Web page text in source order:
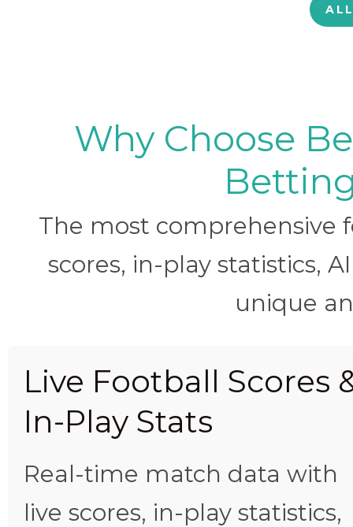
Why Choose
The most
scores, in-play statistics,
unique
Live Football Scores
In-Play Stats
Real-time match data with
live scores, in-play statistics,